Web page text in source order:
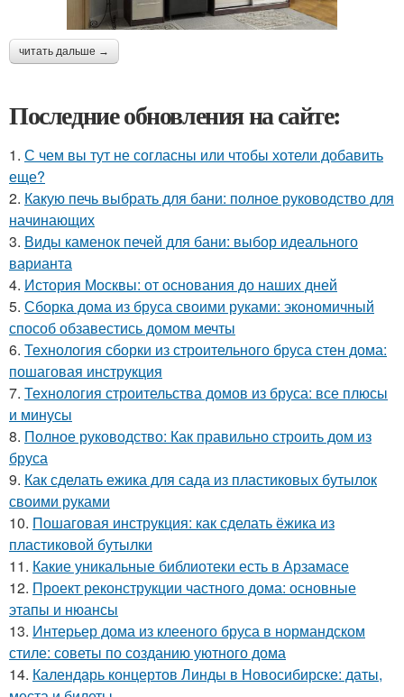
читать дальше →
Последние обновления на сайте:
1. С чем вы тут не согласны или чтобы хотели добавить
еще?
2. Какую печь выбрать для бани: полное руководство для
начинающих
3. Виды каменок печей для бани: выбор идеального
варианта
4. История Москвы: от основания до наших дней
5. Сборка дома из бруса своими руками: экономичный
способ обзавестись домом мечты
6. Технология сборки из строительного бруса стен дома:
пошаговая инструкция
7. Технология строительства домов из бруса: все плюсы
и минусы
8. Полное руководство: Как правильно строить дом из
бруса
9. Как сделать ежика для сада из пластиковых бутылок
своими руками
10. Пошаговая инструкция: как сделать ёжика из
пластиковой бутылки
11. Какие уникальные библиотеки есть в Арзамасе
12. Проект реконструкции частного дома: основные
этапы и нюансы
13. Интерьер дома из клееного бруса в нормандском
стиле: советы по созданию уютного дома
14. Календарь концертов Линды в Новосибирске: даты,